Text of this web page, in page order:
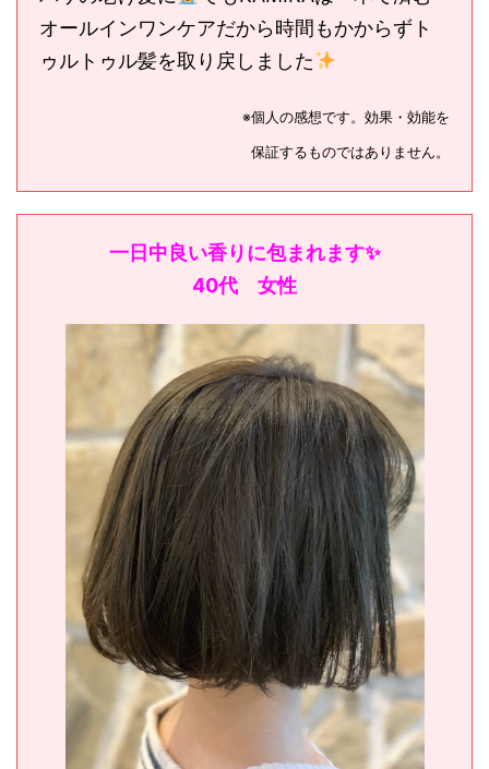
オールインワンケアだから時間もかからずト
ゥルトゥル髪を取り戻しました
※個人の感想です。効果・効能を
保証するものではありません。
一日中良い香りに包まれます✨
40代 女性